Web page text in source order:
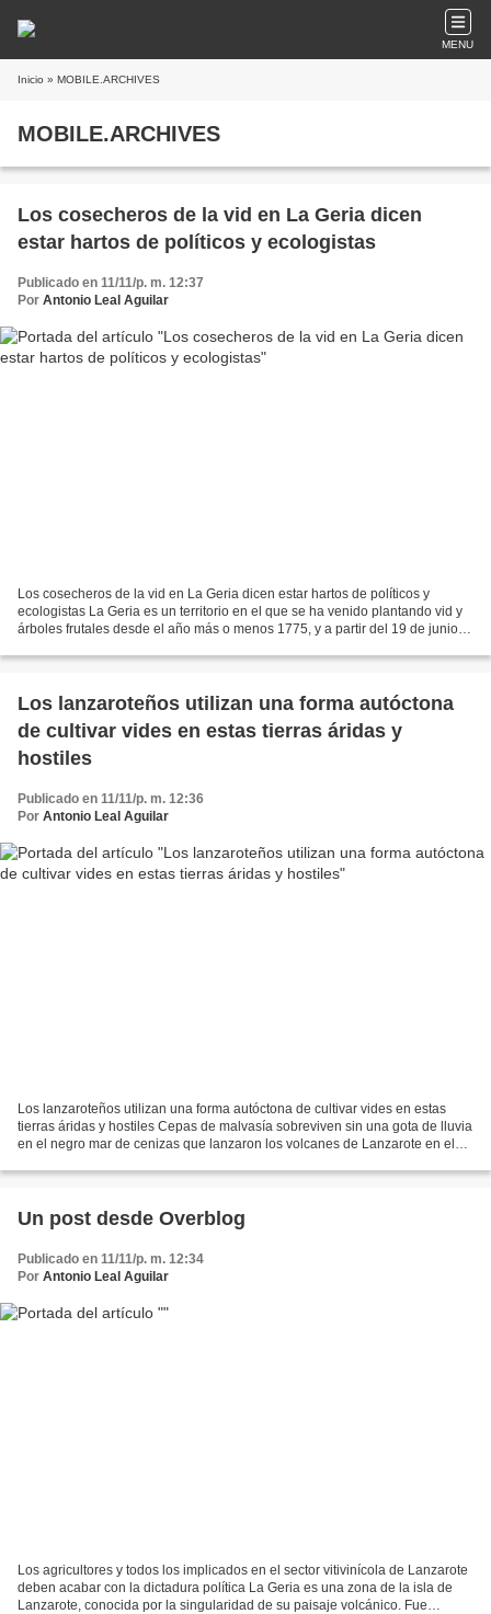
MENU
Inicio » MOBILE.ARCHIVES
MOBILE.ARCHIVES
Los cosecheros de la vid en La Geria dicen
estar hartos de políticos y ecologistas
Publicado en 11/11/p. m. 12:37
Por Antonio Leal Aguilar
Los cosecheros de la vid en La Geria dicen estar hartos de políticos y
ecologistas La Geria es un territorio en el que se ha venido plantando vid y
árboles frutales desde el año más o menos 1775, y a partir del 19 de junio
Los lanzaroteños utilizan una forma autóctona
de cultivar vides en estas tierras áridas y
hostiles
Publicado en 11/11/p. m. 12:36
Por Antonio Leal Aguilar
Los lanzaroteños utilizan una forma autóctona de cultivar vides en estas
tierras áridas y hostiles Cepas de malvasía sobreviven sin una gota de lluvia
en el negro mar de cenizas que lanzaron los volcanes de Lanzarote en el
Un post desde Overblog
Publicado en 11/11/p. m. 12:34
Por Antonio Leal Aguilar
Los agricultores y todos los implicados en el sector vitivinícola de Lanzarote
deben acabar con la dictadura política La Geria es una zona de la isla de
Lanzarote, conocida por la singularidad de su paisaje volcánico. Fue